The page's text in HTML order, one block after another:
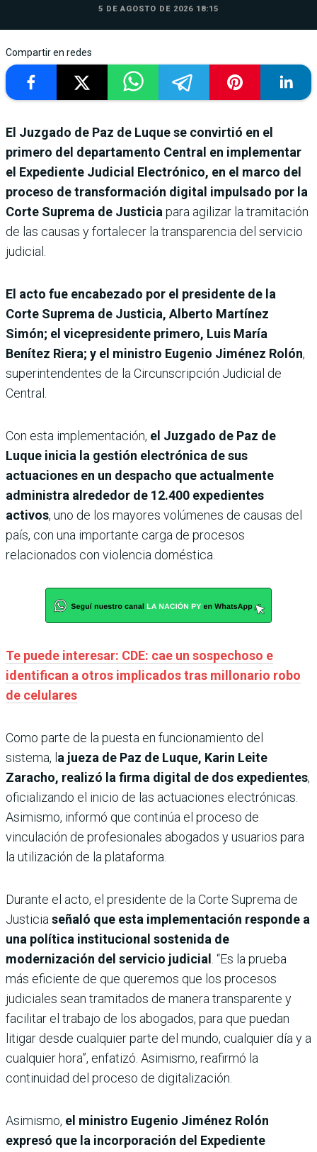
5 DE AGOSTO DE 2026 18:15
Compartir en redes
El Juzgado de Paz de Luque se convirtió en el
primero del departamento Central en implementar
el Expediente Judicial Electrónico, en el marco del
proceso de transformación digital impulsado por la
Corte Suprema de Justicia para agilizar la tramitación
de las causas y fortalecer la transparencia del servicio
judicial.
El acto fue encabezado por el presidente de la
Corte Suprema de Justicia, Alberto Martínez
Simón; el vicepresidente primero, Luis María
Benítez Riera; y el ministro Eugenio Jiménez Rolón,
superintendentes de la Circunscripción Judicial de
Central.
Con esta implementación, el Juzgado de Paz de
Luque inicia la gestión electrónica de sus
actuaciones en un despacho que actualmente
administra alrededor de 12.400 expedientes
activos, uno de los mayores volúmenes de causas del
país, con una importante carga de procesos
relacionados con violencia doméstica.
Te puede interesar: CDE: cae un sospechoso e
identifican a otros implicados tras millonario robo
de celulares
Como parte de la puesta en funcionamiento del
sistema, l a jueza de Paz de Luque, Karin Leite
Zaracho, realizó la firma digital de dos expedientes,
oficializando el inicio de las actuaciones electrónicas.
Asimismo, informó que continúa el proceso de
vinculación de profesionales abogados y usuarios para
la utilización de la plataforma.
Durante el acto, el presidente de la Corte Suprema de
Justicia señaló que esta implementación responde a
una política institucional sostenida de
modernización del servicio judicial
. “Es la prueba
más eficiente de que queremos que los procesos
judiciales sean tramitados de manera transparente y
facilitar el trabajo de los abogados, para que puedan
litigar desde cualquier parte del mundo, cualquier día y a
cualquier hora”, enfatizó. Asimismo, reafirmó la
continuidad del proceso de digitalización.
Asimismo, el ministro Eugenio Jiménez Rolón
expresó que la incorporación del Expediente